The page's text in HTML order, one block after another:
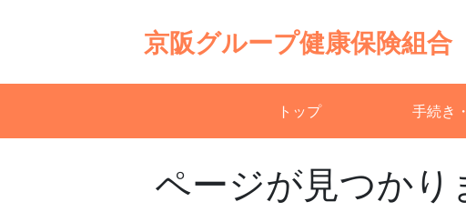
京阪グループ健康保険組合
トップ 手続き
ページが見つかり